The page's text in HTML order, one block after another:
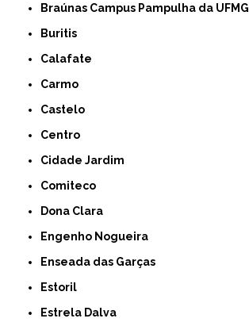
Braúnas Campus Pampulha da UFMG
Buritis
Calafate
Carmo
Castelo
Centro
Cidade Jardim
Comiteco
Dona Clara
Engenho Nogueira
Enseada das Garças
Estoril
Estrela Dalva